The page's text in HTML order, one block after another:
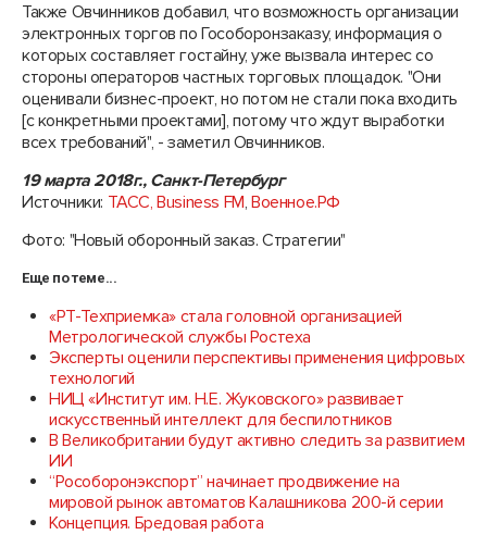
Также Овчинников добавил, что возможность организации
электронных торгов по Гособоронзаказу, информация о
которых составляет гостайну, уже вызвала интерес со
стороны операторов частных торговых площадок. "Они
оценивали бизнес-проект, но потом не стали пока входить
[с конкретными проектами], потому что ждут выработки
всех требований", - заметил Овчинников.
19 марта 2018г., Санкт-Петербург
Источники: ТАСС,Business FM,Военное.РФ
Фото: "Новый оборонный заказ. Стратегии"
Еще по теме...
«РТ-Техприемка» стала головной организацией
Метрологической службы Ростеха
Эксперты оценили перспективы применения цифровых
технологий
НИЦ «Институт им. Н.Е. Жуковского» развивает
искусственный интеллект для беспилотников
В Великобритании будут активно следить за развитием
ИИ
“Рособоронэкспорт” начинает продвижение на
мировой рынок автоматов Калашникова 200-й серии
Концепция. Бредовая работа